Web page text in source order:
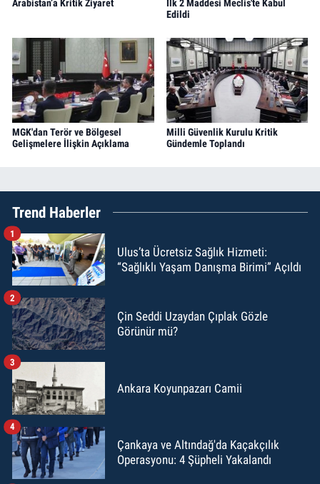
Arabistan’a Kritik Ziyaret
İlk 2 Maddesi Meclis'te Kabul
Edildi
MGK'dan Terör ve Bölgesel
Gelişmelere İlişkin Açıklama
Milli Güvenlik Kurulu Kritik
Gündemle Toplandı
Trend Haberler
Ulus’ta Ücretsiz Sağlık Hizmeti:
“Sağlıklı Yaşam Danışma Birimi” Açıldı
1
Çin Seddi Uzaydan Çıplak Gözle
Görünür mü?
2
Ankara Koyunpazarı Camii
3
Çankaya ve Altındağ'da Kaçakçılık
Operasyonu: 4 Şüpheli Yakalandı
4